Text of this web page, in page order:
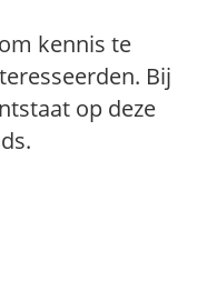
kennis te
Bij
op deze